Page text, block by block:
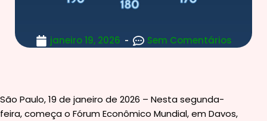
janeiro 19, 2026 Sem Comentários
São Paulo, 19 de janeiro de 2026 – Nesta segunda-
feira, começa o Fórum Econômico Mundial, em Davos,